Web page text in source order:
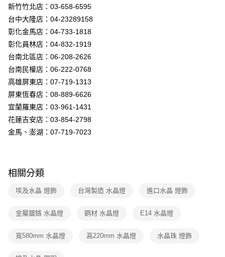
【「AFTEE先享後付」結帳流程】
１．於結帳方式選擇「AFTEE先享後付」後，將跳轉至「AFTEE先享後付」
結帳頁面，進行簡訊認證並確認金額後，即可完成結帳。
２．訂單成立數日內，您將收到繳費通知簡訊。
３．收到繳費通知簡訊後14天內，點擊此簡訊中的連結，可透過四大超商／
ATM／網路銀行／等多元方式進行付款，方視為交易完成。
※ 請注意：結帳手續完成當下不需立刻繳費，但若您需要取消訂單，請聯絡
購買商品的店家。未經商家同意取消之訂單仍視為有效，需透過AFTEE先享
後付繳納相關費用。
是否繳費成功／繳費後需取消欲退款等相關疑問，請聯繫「AFTEE先享後付
客戶支援中心」https://netprotections.freshdesk.com/support/home
【注意事項】
２．關於個人資料處理事宜，請瀏覽以下網址：
３．未成年的使用者請事先徵得法定代理人或監護人之同意方可使用
任。
４．使用「AFTEE先享後付」時，將依據個別帳號之用戶狀況，依本公司即
請求用戶進行身份認證。
恩沛科技股份有限公司將有權停止該用戶之使用額度並採取法律行動。
新竹貨運宅配
每筆NT$180，滿NT$5,000(含以上)免運費
新竹竹北店：03-658-6595
台中大隆店：04-23289158
彰化金馬店：04-733-1818
彰化員林店：04-832-1919
台南北區店：06-208-2626
台南民權店：06-222-0768
高雄屏東店：07-719-1313
屏東恆春店：08-889-6626
宜蘭羅東店：03-961-1431
花蓮吉安店：03-854-2798
金馬、澎湖：07-719-7023
相關分類
埃及水晶 燈飾 台灣製造 水晶燈 進口水晶 燈飾
金屬鍍鉻 水晶燈 鋼材 水晶燈 E14 水晶燈
寬580mm 水晶燈 高220mm 水晶燈 水晶珠 燈飾